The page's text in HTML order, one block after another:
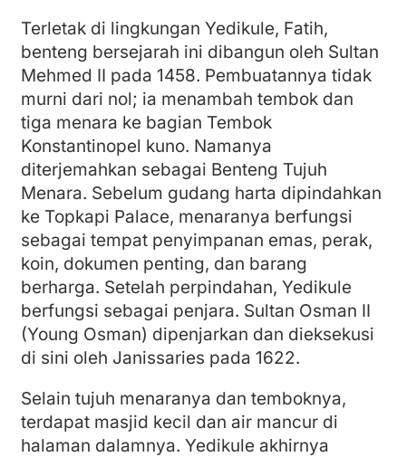
Terletak di lingkungan Yedikule, Fatih,
benteng bersejarah ini dibangun oleh Sultan
Mehmed II pada 1458. Pembuatannya tidak
murni dari nol; ia menambah tembok dan
tiga menara ke bagian Tembok
Konstantinopel kuno. Namanya
diterjemahkan sebagai Benteng Tujuh
Menara. Sebelum gudang harta dipindahkan
ke Topkapi Palace, menaranya berfungsi
sebagai tempat penyimpanan emas, perak,
koin, dokumen penting, dan barang
berharga. Setelah perpindahan, Yedikule
berfungsi sebagai penjara. Sultan Osman II
(Young Osman) dipenjarkan dan dieksekusi
di sini oleh Janissaries pada 1622.
Selain tujuh menaranya dan temboknya,
terdapat masjid kecil dan air mancur di
halaman dalamnya. Yedikule akhirnya